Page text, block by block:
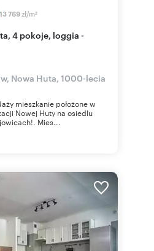
13 769zł/m2
Nowa Huta, 1000-lecia
mieszkanie położone w
Nowej Huty na osiedlu
Mies...